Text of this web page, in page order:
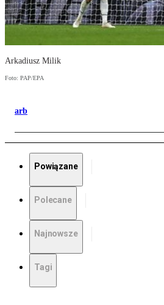
Arkadiusz Milik
Foto: PAP/EPA
arb
Powiązane
Polecane
Najnowsze
Tagi